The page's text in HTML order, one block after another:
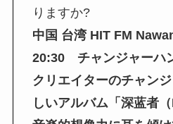
りますか?
中国 台湾 HIT FM
20:30 チャンジャーハ
クリエイターのチャン
しいアルバム「深蓝者